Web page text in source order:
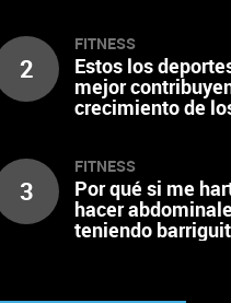
2
FITNESS
Estos los
mejor
crecimiento de
3
FITNESS
Por qué si me
hacer
teniendo